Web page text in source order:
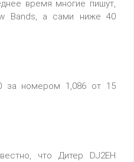
время многие пишут,
Bands, а сами ниже 40
за номером 1,086 от 15
что Дитер DJ2EH